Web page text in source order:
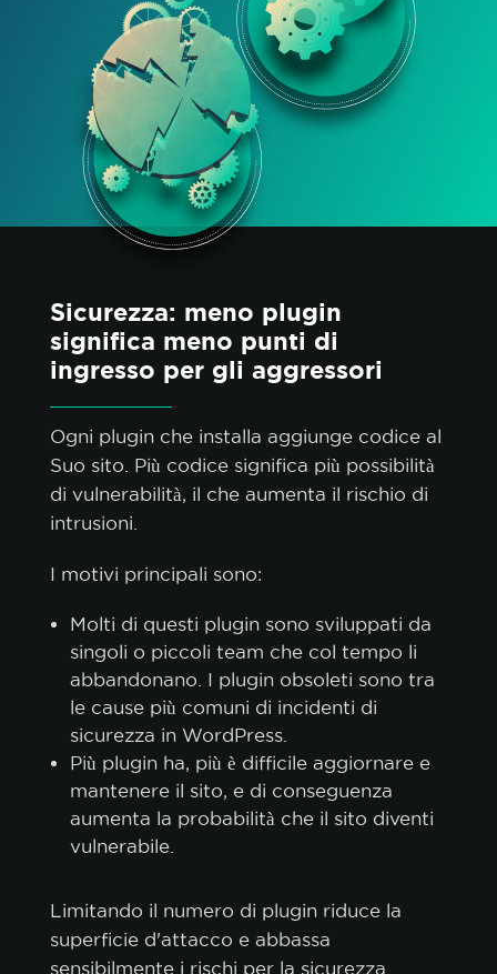
Sicurezza: meno plugin
significa meno punti di
ingresso per gli aggressori
Ogni plugin che installa aggiunge codice al
Suo sito. Più codice significa più possibilità
di vulnerabilità, il che aumenta il rischio di
intrusioni.
I motivi principali sono:
Molti di questi plugin sono sviluppati da
singoli o piccoli team che col tempo li
abbandonano. I plugin obsoleti sono tra
le cause più comuni di incidenti di
sicurezza in WordPress.
Più plugin ha, più è difficile aggiornare e
mantenere il sito, e di conseguenza
aumenta la probabilità che il sito diventi
vulnerabile.
Limitando il numero di plugin riduce la
superficie d'attacco e abbassa
sensibilmente i rischi per la sicurezza.